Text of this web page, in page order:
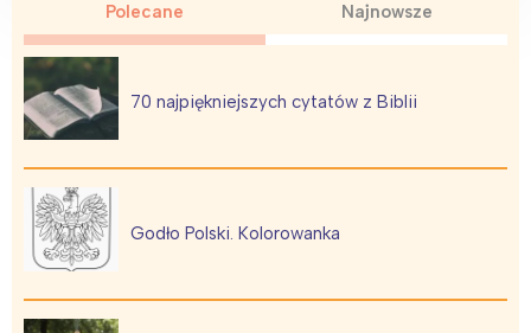
Polecane Najnowsze
70 najpiękniejszych cytatów z Biblii
Godło Polski. Kolorowanka